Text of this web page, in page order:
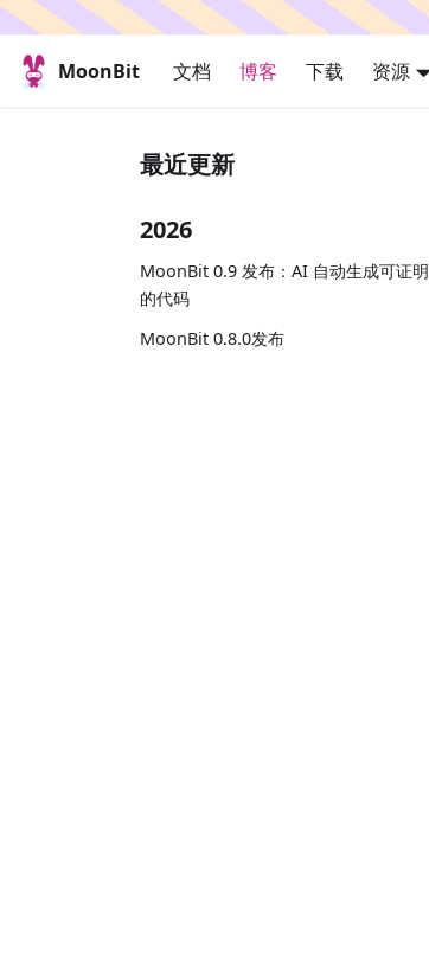
MoonBit 文档 博客 下载 资源
最近更新
2026
MoonBit 0.9 发布：AI 自动生成可证明
的代码
MoonBit 0.8.0发布